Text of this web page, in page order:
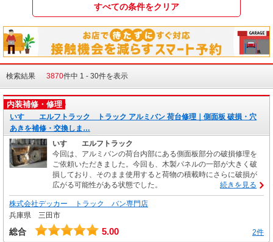
検索結果 3870件中 1 - 30件を表示
内装補修・修理
いすゞ エルフトラック トラック アルミバン 荷台修理｜側面板 破損・穴
あきを補修・交換しま…
いすゞ エルフトラック
今回は、アルミバンの荷台内部にある側面板部分の破損修理を
ご依頼いただきました。今回も、木製パネルの一部が大きく破
損しており、そのまま使用すると荷物の積載時にさらに破損が
広がる可能性がある状態でした。
続きを見る
株式会社デッカー トラック バン専門店
兵庫県 三田市
総合 5.00 2件